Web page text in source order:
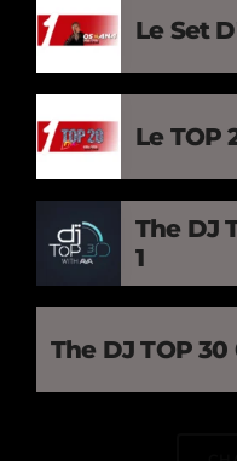
Le Set
Le TOP
The DJ TOP 30
1